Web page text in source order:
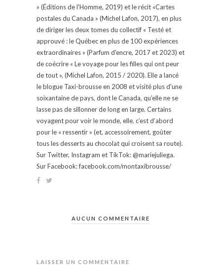
» (Éditions de l'Homme, 2019) et le récit «Cartes
postales du Canada » (Michel Lafon, 2017), en plus
de diriger les deux tomes du collectif « Testé et
approuvé : le Québec en plus de 100 expériences
extraordinaires » (Parfum d'encre, 2017 et 2023) et
de coécrire « Le voyage pour les filles qui ont peur
de tout », (Michel Lafon, 2015 / 2020). Elle a lancé
le blogue Taxi-brousse en 2008 et visité plus d'une
soixantaine de pays, dont le Canada, qu'elle ne se
lasse pas de sillonner de long en large. Certains
voyagent pour voir le monde, elle, c’est d’abord
pour le « ressentir » (et, accessoirement, goûter
tous les desserts au chocolat qui croisent sa route).
Sur Twitter, Instagram et TikTok: @mariejuliega.
Sur Facebook: facebook.com/montaxibrousse/
AUCUN COMMENTAIRE
LAISSER UN COMMENTAIRE